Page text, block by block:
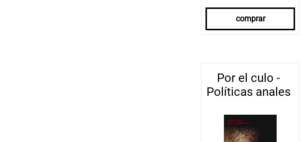
comprar
Por el culo -
Políticas anales